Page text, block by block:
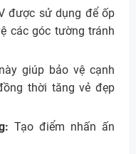
được sử dụng để ốp
các góc tường tránh
giúp bảo vệ cạnh
thời tăng vẻ đẹp
Tạo điểm nhấn ấn